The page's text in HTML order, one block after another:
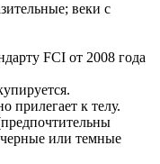
веки с
FCI от 2008 года
прилегает к телу.
или темные